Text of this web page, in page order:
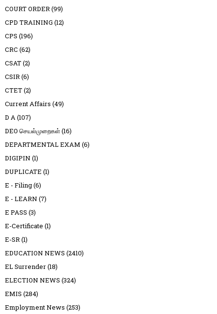
COURT ORDER(99)
CPD TRAINING (12)
CPS (196)
CRC (62)
CSAT(2)
CSIR(6)
CTET(2)
Current Affairs (49)
D A(107)
DEO செயல்முறைகள்(16)
DEPARTMENTAL EXAM (6)
DIGIPIN (1)
DUPLICATE (1)
E - Filing(6)
E - LEARN (7)
E PASS (3)
E-Certificate (1)
E-SR(1)
EDUCATION NEWS (2410)
EL Surrender(18)
ELECTION NEWS (324)
EMIS (284)
Employment News (253)